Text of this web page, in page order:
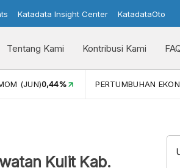
Katadata Insight Center KatadataOto
Tentang Kami Kontribusi Kami
(JUN)0,44% PERTUMBUHAN
Kulit Kab.